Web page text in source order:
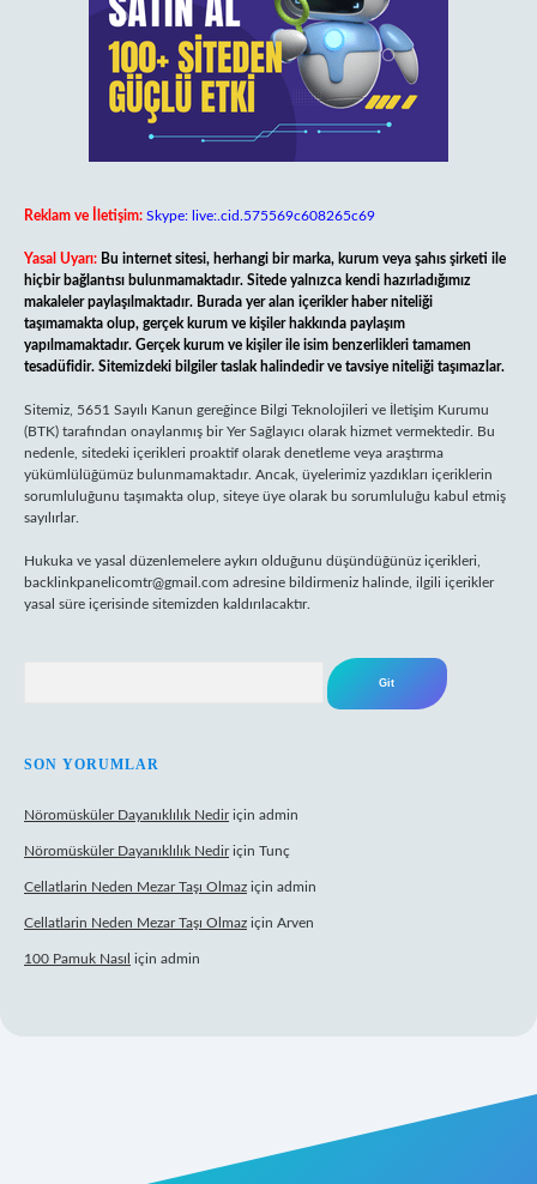
Reklam ve İletişim: Skype: live:.cid.575569c608265c69
Yasal Uyarı: Bu internet sitesi, herhangi bir marka, kurum veya şahıs şirketi ile
hiçbir bağlantısı bulunmamaktadır. Sitede yalnızca kendi hazırladığımız
makaleler paylaşılmaktadır. Burada yer alan içerikler haber niteliği
taşımamakta olup, gerçek kurum ve kişiler hakkında paylaşım
yapılmamaktadır. Gerçek kurum ve kişiler ile isim benzerlikleri tamamen
tesadüfidir. Sitemizdeki bilgiler taslak halindedir ve tavsiye niteliği taşımazlar.
Sitemiz, 5651 Sayılı Kanun gereğince Bilgi Teknolojileri ve İletişim Kurumu
(BTK) tarafından onaylanmış bir Yer Sağlayıcı olarak hizmet vermektedir. Bu
nedenle, sitedeki içerikleri proaktif olarak denetleme veya araştırma
yükümlülüğümüz bulunmamaktadır. Ancak, üyelerimiz yazdıkları içeriklerin
sorumluluğunu taşımakta olup, siteye üye olarak bu sorumluluğu kabul etmiş
sayılırlar.
Hukuka ve yasal düzenlemelere aykırı olduğunu düşündüğünüz içerikleri,
backlinkpanelicomtr@gmail.com adresine bildirmeniz halinde, ilgili içerikler
yasal süre içerisinde sitemizden kaldırılacaktır.
SON YORUMLAR
Nöromüsküler Dayanıklılık Nediriçin admin
Nöromüsküler Dayanıklılık Nediriçin Tunç
Cellatlarin Neden Mezar Taşı Olmaz için admin
Cellatlarin Neden Mezar Taşı Olmaz için Arven
100 Pamuk Nasıl için admin